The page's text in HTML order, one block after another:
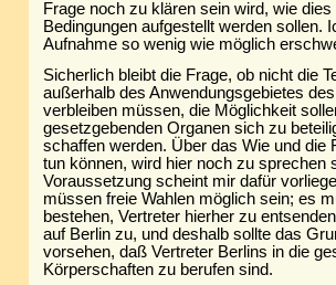
Frage noch zu klären sein wird, wie
Bedingungen aufgestellt werden sollen.
Aufnahme so wenig wie möglich
Sicherlich bleibt die Frage, ob nicht die
außerhalb des Anwendungsgebietes
verbleiben müssen, die Möglichkeit
gesetzgebenden Organen sich zu
schaffen werden. Über das Wie und die
tun können, wird hier noch zu sprechen
Voraussetzung scheint mir dafür
müssen freie Wahlen möglich sein; es
bestehen, Vertreter hierher zu
auf Berlin zu, und deshalb sollte das
vorsehen, daß Vertreter Berlins in die
Körperschaften zu berufen sind.